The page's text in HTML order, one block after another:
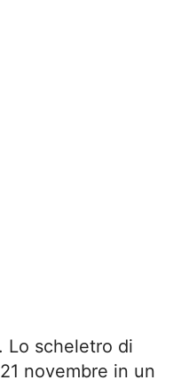
Lo scheletro di
novembre in un